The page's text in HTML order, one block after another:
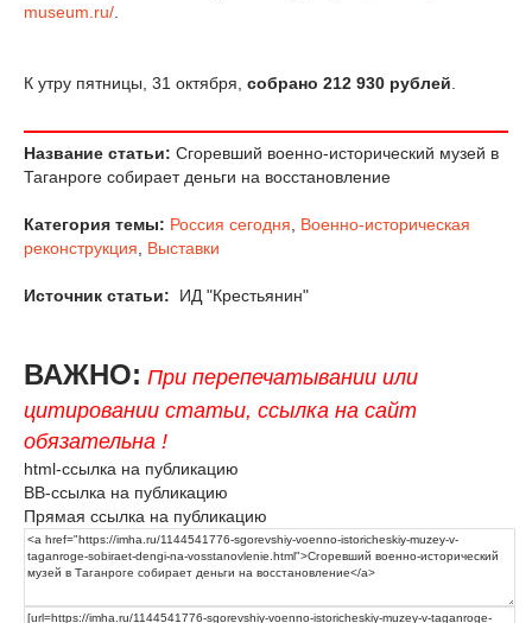
museum.ru/
К утру пятницы, 31 октября, собрано 212 930 рублей
Название статьи: Сгоревший военно-исторический музей в
Таганроге собирает деньги на восстановление
Категория темы: Россия сегодня
Военно-историческая
реконструкция
Выставки
Источник статьи: ИД "Крестьянин"
ВАЖНО: При перепечатывании или
цитировании статьи, ссылка на сайт
обязательна !
html-ссылка на публикацию
BB-ссылка на публикацию
Прямая ссылка на публикацию